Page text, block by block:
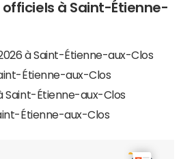
à Saint-Étienne-
à Saint-Étienne-aux-Clos
Étienne-aux-Clos
Saint-Étienne-aux-Clos
Étienne-aux-Clos